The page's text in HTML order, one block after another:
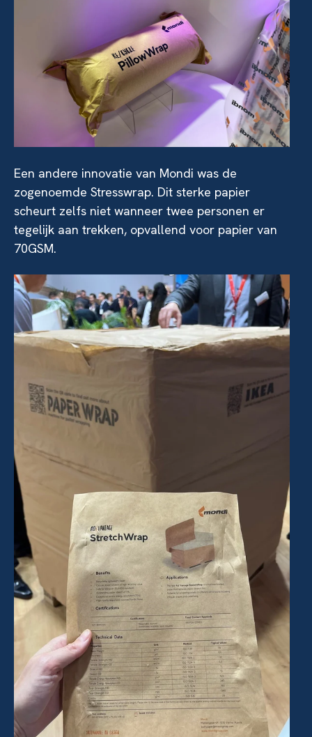
Een andere innovatie van Mondi was de
zogenoemde Stresswrap. Dit sterke papier
scheurt zelfs niet wanneer twee personen er
tegelijk aan trekken, opvallend voor papier van
70GSM.